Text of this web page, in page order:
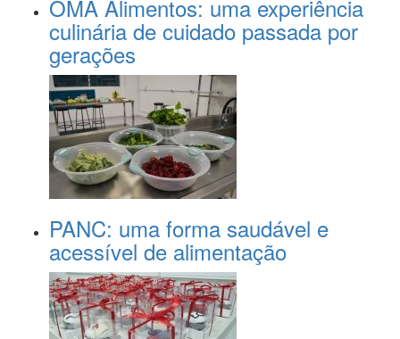
OMA Alimentos: uma experiência
culinária de cuidado passada por
gerações
PANC: uma forma saudável e
acessível de alimentação